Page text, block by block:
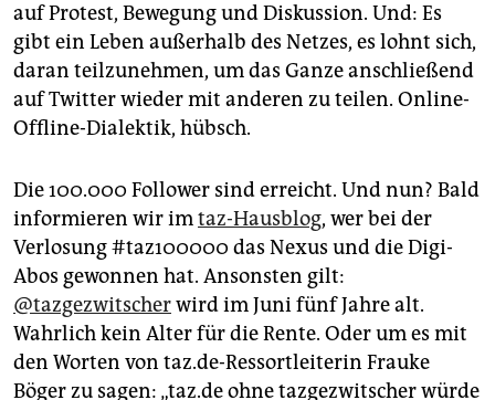
auf Protest, Bewegung und Diskussion. Und: Es
gibt ein Leben außerhalb des Netzes, es lohnt sich,
daran teilzunehmen, um das Ganze anschließend
auf Twitter wieder mit anderen zu teilen. Online-
Offline-Dialektik, hübsch.
Die 100.000 Follower sind erreicht. Und nun? Bald
informieren wir imtaz-Hausblog, wer bei der
Verlosung #taz100000 das Nexus und die Digi-
Abos gewonnen hat. Ansonsten gilt:
@tazgezwitscherwird im Juni fünf Jahre alt.
Wahrlich kein Alter für die Rente. Oder um es mit
den Worten von taz.de-Ressortleiterin Frauke
Böger zu sagen: „taz.de ohne tazgezwitscher würde